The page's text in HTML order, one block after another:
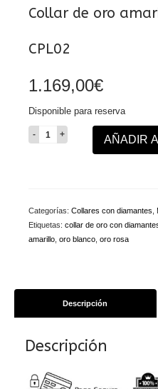
Collar de oro
CPL02
1.169,00€
Disponible para reserva
Collar
de
CPL02
cantidad
AÑADIR
Categorías: Collares con diamantes
Etiquetas: collar de oro con
amarillo oro blanco oro rosa
Descripción
Descripción